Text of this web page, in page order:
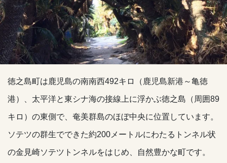
徳之島町は鹿児島の南南西492キロ（鹿児島新港～亀徳
港）、太平洋と東シナ海の接線上に浮かぶ徳之島（周囲89
キロ）の東側で、奄美群島のほぼ中央に位置しています。
ソテツの群生でできた約200メートルにわたるトンネル状
の金見崎ソテツトンネルをはじめ、自然豊かな町です。